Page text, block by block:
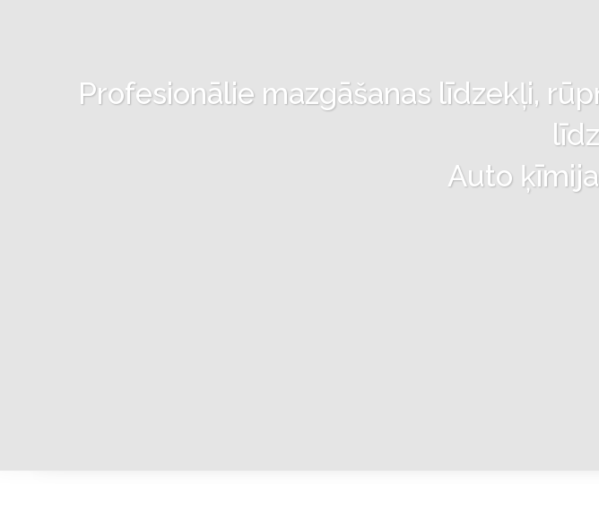
Profesionālie mazgāšanas līdzekļi,
Auto